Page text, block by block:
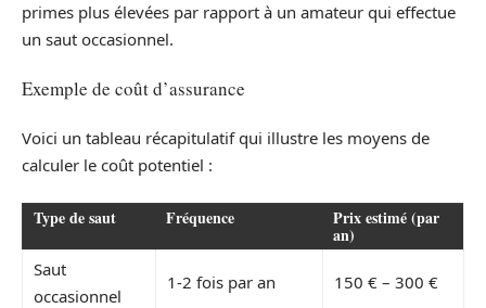
primes plus élevées par rapport à un amateur qui effectue
un saut occasionnel.
Exemple de coût d’assurance
Voici un tableau récapitulatif qui illustre les moyens de
calculer le coût potentiel :
Type de saut Fréquence Prix estimé (par
an)
Saut
occasionnel
1-2 fois par an 150 € – 300 €